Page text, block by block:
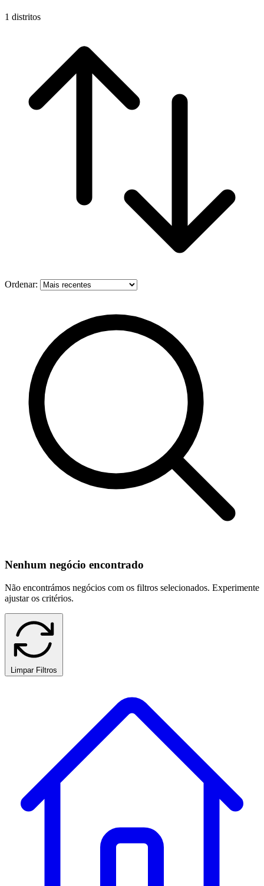
1 distritos
Ordenar:
Nenhum negócio encontrado
Não encontrámos negócios com os filtros selecionados. Experimente
ajustar os critérios.
Limpar Filtros